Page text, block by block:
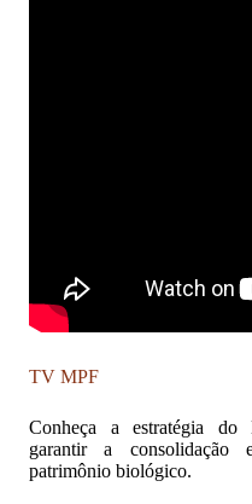
TV MPF
Conheça a estratégia do
garantir a consolidação
patrimônio biológico.